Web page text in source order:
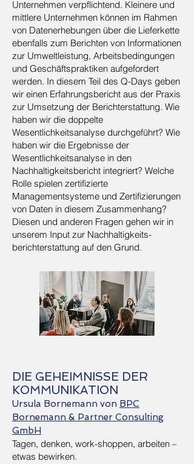
Unternehmen verpflichtend. Kleinere und
mittlere Unternehmen können im Rahmen
von Datenerhebungen über die Lieferkette
ebenfalls zum Berichten von Informationen
zur Umweltleistung, Arbeitsbedingungen
und Geschäftspraktiken aufgefordert
werden. In diesem Teil des Q-Days geben
wir einen Erfahrungsbericht aus der Praxis
zur Umsetzung der Berichterstattung. Wie
haben wir die doppelte
Wesentlichkeitsanalyse durchgeführt? Wie
haben wir die Ergebnisse der
Wesentlichkeitsanalyse in den
Nachhaltigkeitsbericht integriert? Welche
Rolle spielen zertifizierte
Managementsysteme und Zertifizierungen
von Daten in diesem Zusammenhang?
Diesen und anderen Fragen gehen wir in
unserem Input zur Nachhaltigkeits-
berichterstattung auf den Grund.
DIE GEHEIMNISSE DER
KOMMUNIKATION
Ursula Bornemann von BPC
Bornemann & Partner Consulting
GmbH
Tagen, denken, work-shoppen, arbeiten –
etwas bewirken.